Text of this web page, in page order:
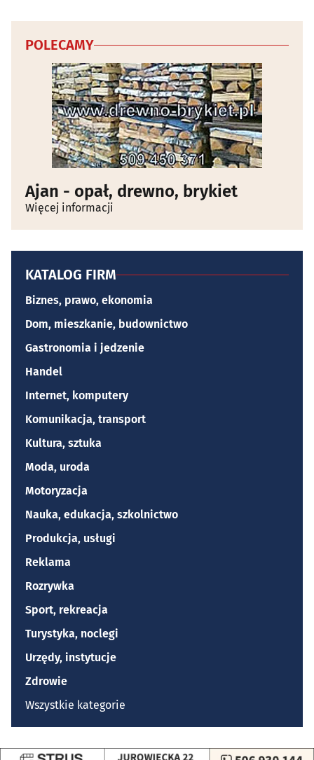
POLECAMY
Ajan - opał, drewno, brykiet
Więcej informacji
KATALOG FIRM
Biznes, prawo, ekonomia
Dom, mieszkanie, budownictwo
Gastronomia i jedzenie
Handel
Internet, komputery
Komunikacja, transport
Kultura, sztuka
Moda, uroda
Motoryzacja
Nauka, edukacja, szkolnictwo
Produkcja, usługi
Reklama
Rozrywka
Sport, rekreacja
Turystyka, noclegi
Urzędy, instytucje
Zdrowie
Wszystkie kategorie